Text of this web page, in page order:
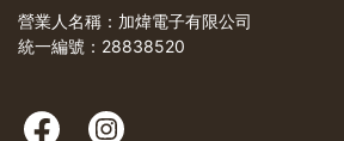
營業人名稱：加煒電子有限公司
統一編號：28838520